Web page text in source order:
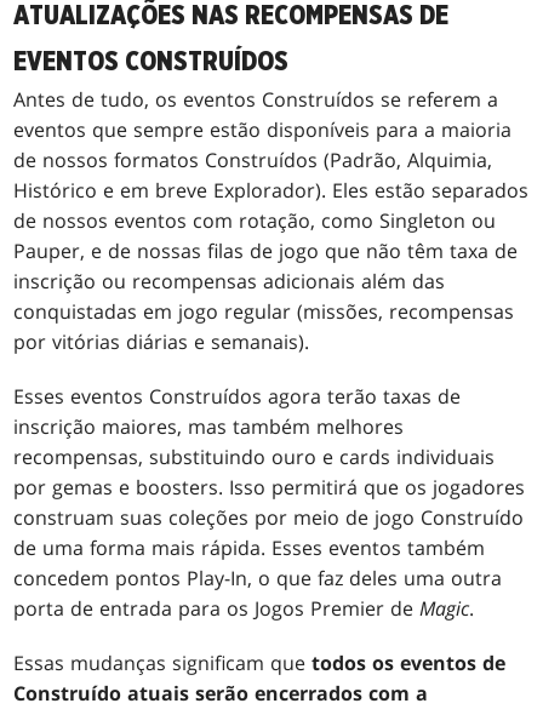
ATUALIZAÇÕES NAS RECOMPENSAS DE
EVENTOS CONSTRUÍDOS
Antes de tudo, os eventos Construídos se referem a
eventos que sempre estão disponíveis para a maioria
de nossos formatos Construídos (Padrão, Alquimia,
Histórico e em breve Explorador). Eles estão separados
de nossos eventos com rotação, como Singleton ou
Pauper, e de nossas filas de jogo que não têm taxa de
inscrição ou recompensas adicionais além das
conquistadas em jogo regular (missões, recompensas
por vitórias diárias e semanais).
Esses eventos Construídos agora terão taxas de
inscrição maiores, mas também melhores
recompensas, substituindo ouro e cards individuais
por gemas e boosters. Isso permitirá que os jogadores
construam suas coleções por meio de jogo Construído
de uma forma mais rápida. Esses eventos também
concedem pontos Play-In, o que faz deles uma outra
porta de entrada para os Jogos Premier deMagic.
Essas mudanças significam quetodos os eventos de
Construído atuais serão encerrados com a